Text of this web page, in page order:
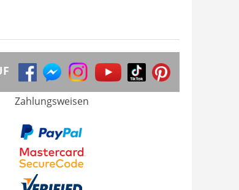
Zahlungsweisen